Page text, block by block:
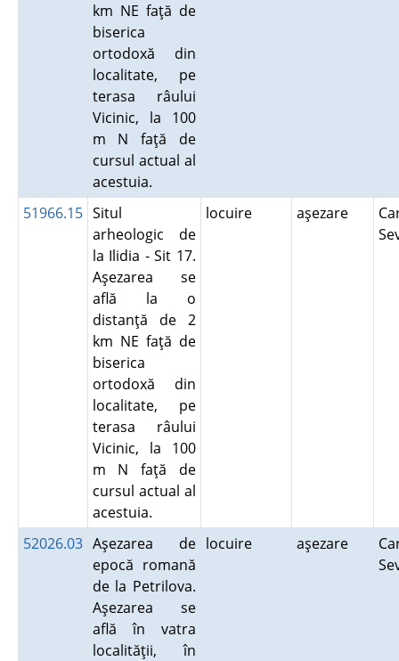
km NE faţă de
biserica
ortodoxă din
localitate, pe
terasa râului
Vicinic, la 100
m N faţă de
cursul actual al
acestuia.
51966.15 Situl
arheologic de
la Ilidia - Sit 17.
Aşezarea se
află la o
distanţă de 2
km NE faţă de
biserica
ortodoxă din
localitate, pe
terasa râului
Vicinic, la 100
m N faţă de
cursul actual al
acestuia.
locuire aşezare
52026.03 Aşezarea de
epocă romană
de la Petrilova.
Aşezarea se
află în vatra
localităţii, în
locuire aşezare